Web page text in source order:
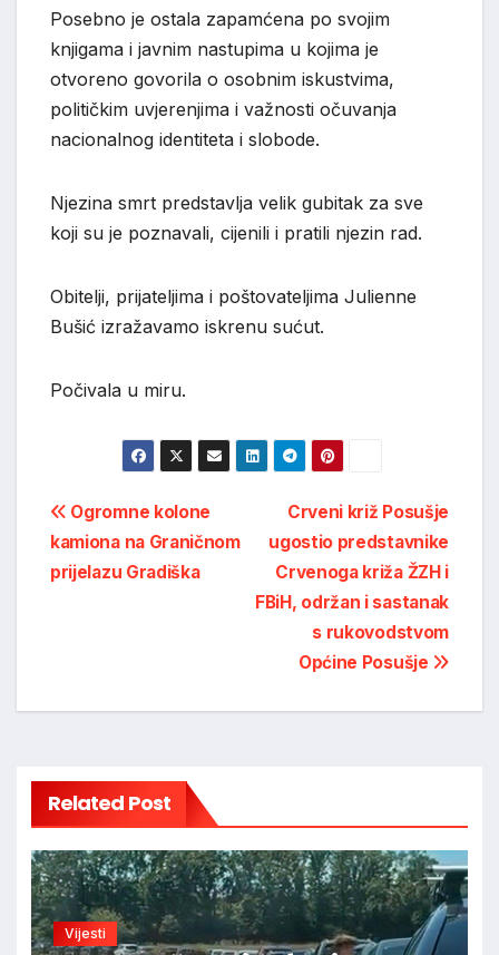
Posebno je ostala zapamćena po svojim
knjigama i javnim nastupima u kojima je
otvoreno govorila o osobnim iskustvima,
političkim uvjerenjima i važnosti očuvanja
nacionalnog identiteta i slobode.
Njezina smrt predstavlja velik gubitak za sve
koji su je poznavali, cijenili i pratili njezin rad.
Obitelji, prijateljima i poštovateljima Julienne
Bušić izražavamo iskrenu sućut.
Počivala u miru.
Post
navigation
Crveni križ Posušje
ugostio predstavnike
Crvenoga križa ŽZH i
FBiH, održan i sastanak
s rukovodstvom
Općine Posušje
Ogromne kolone
kamiona na Graničnom
prijelazu Gradiška
Related Post
Vijesti